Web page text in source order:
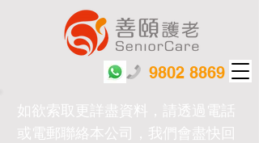
9802 8869
如欲索取更詳盡資料，請透過電話
或電郵聯絡本公司，我們會盡快回